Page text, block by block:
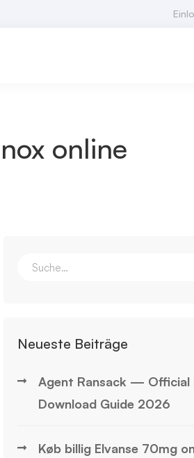
online
Suchen
Neueste Beiträge
Agent Ransack — Official
Download Guide 2026
Køb billig Elvanse 70mg